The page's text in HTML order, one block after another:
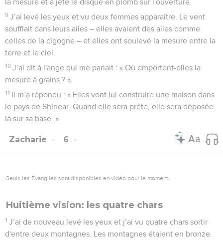
la mesure et a jeté le disque en plomb sur l'ouverture.
9 J’ai levé les yeux et vu deux femmes apparaître. Le vent
soufflait dans leurs ailes – elles avaient des ailes comme
celles de la cigogne – et elles ont soulevé la mesure entre la
terre et le ciel.
10 J’ai dit à l'ange qui me parlait : « Où emportent-elles la
mesure à grains ? »
11 Il m’a répondu : « Elles vont lui construire une maison dans
le pays de Shinear. Quand elle sera prête, elle sera déposée
là sur sa base. »
Zacharie 6
Seuls les Évangiles sont disponibles en vidéo pour le moment.
Huitième vision: les quatre chars
1 J’ai de nouveau levé les yeux et j’ai vu quatre chars sortir
d'entre deux montagnes. Les montagnes étaient en bronze.